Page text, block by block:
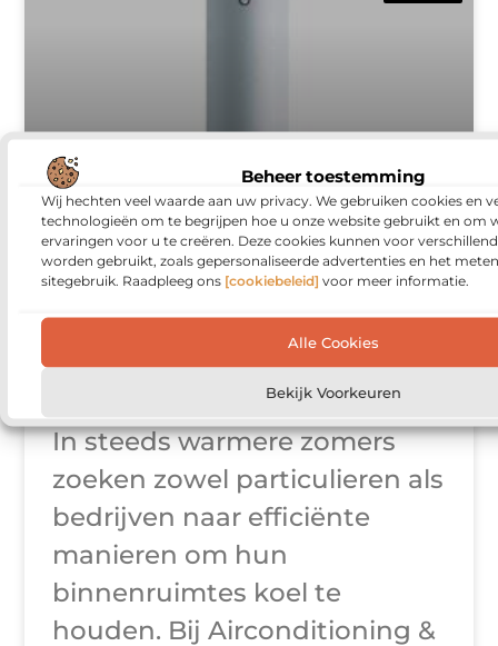
Beheer toestemming
Wij hechten veel waarde aan uw privacy. We gebruiken cookies en
technologieën om te begrijpen hoe u onze website gebruikt en om
ervaringen voor u te creëren. Deze cookies kunnen voor
worden gebruikt, zoals gepersonaliseerde advertenties en het
sitegebruik. Raadpleeg ons [cookiebeleid] voor meer informatie.
Alle Cookies
Bekijk Voorkeuren
Airco met
warmtepomp
kopen voor
optimale koeling
In steeds warmere zomers
zoeken zowel particulieren als
bedrijven naar efficiënte
manieren om hun
binnenruimtes koel te
houden. Bij Airconditioning &